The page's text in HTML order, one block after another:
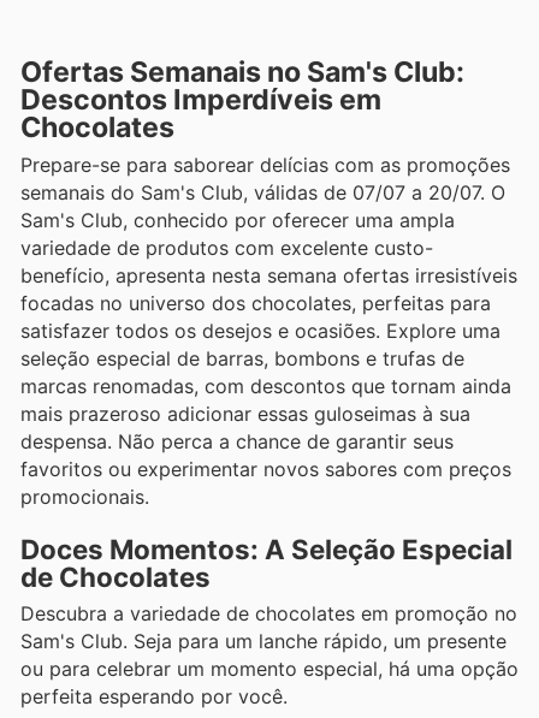
Ofertas Semanais no Sam's Club:
Descontos Imperdíveis em
Chocolates
Prepare-se para saborear delícias com as promoções
semanais do Sam's Club, válidas de 07/07 a 20/07. O
Sam's Club, conhecido por oferecer uma ampla
variedade de produtos com excelente custo-
benefício, apresenta nesta semana ofertas irresistíveis
focadas no universo dos chocolates, perfeitas para
satisfazer todos os desejos e ocasiões. Explore uma
seleção especial de barras, bombons e trufas de
marcas renomadas, com descontos que tornam ainda
mais prazeroso adicionar essas guloseimas à sua
despensa. Não perca a chance de garantir seus
favoritos ou experimentar novos sabores com preços
promocionais.
Doces Momentos: A Seleção Especial
de Chocolates
Descubra a variedade de chocolates em promoção no
Sam's Club. Seja para um lanche rápido, um presente
ou para celebrar um momento especial, há uma opção
perfeita esperando por você.